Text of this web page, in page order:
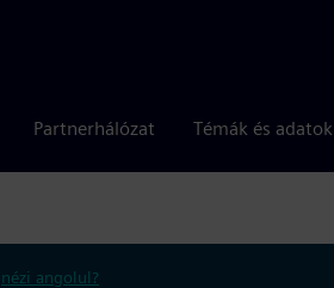
Partnerhálózat Témák és adatok
angolul?